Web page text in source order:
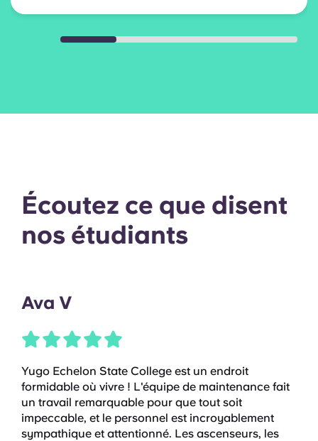
Écoutez ce que disent
nos étudiants
Ava V
Yugo Echelon State College est un endroit
formidable où vivre ! L'équipe de maintenance fait
un travail remarquable pour que tout soit
impeccable, et le personnel est incroyablement
sympathique et attentionné. Les ascenseurs, les